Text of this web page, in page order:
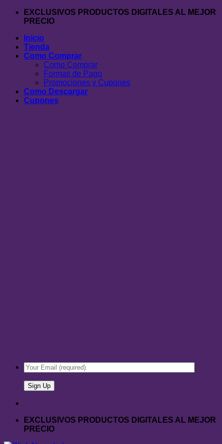
Saltar
EXCLUSIVOS PRODUCTOS DIGITALES AL MEJOR
PRECIO
Inicio
Tienda
Como Comprar
Como Comprar
Formas de Pago
Promociones y Cupones
Como Descargar
Cupones
EXCLUSIVOS PRODUCTOS DIGITALES AL MEJOR
PRECIO